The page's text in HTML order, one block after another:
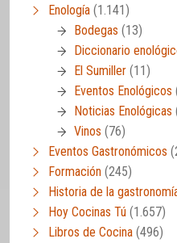
Enología (1.141)
Bodegas (13)
Diccionario
El Sumiller (11)
Eventos Enológicos
Noticias Enológicas
Vinos (76)
Eventos Gastronómicos
Formación (245)
Historia de la
Hoy Cocinas Tú (1.657)
Libros de Cocina (496)